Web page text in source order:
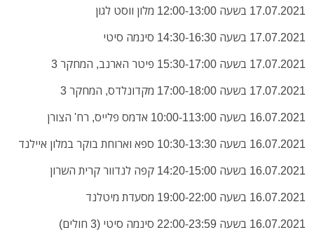
17.07.2021 בשעה 12:00-13:00 מלון ווסט לגון
17.07.2021 בשעה 14:30-16:30 סינמה סיטי
17.07.2021 בשעה 15:30-17:00 פיטר הארנב, המחקר 3
17.07.2021 בשעה 17:00-18:00 מקדונלדס, המחקר 3
16.07.2021 בשעה 10:00-113:00 אדמס פלייס, רח' הצורן
16.07.2021 בשעה 10:30-13:30 ספא וארוחת בוקר במלון איילנד
16.07.2021 בשעה 14:20-15:00 קפה לנדוור קרית השרון
16.07.2021 בשעה 19:00-22:00 מסעדת מיטלנד
16.07.2021 בשעה 22:00-23:59 סינמה סיטי
(3 חולים)